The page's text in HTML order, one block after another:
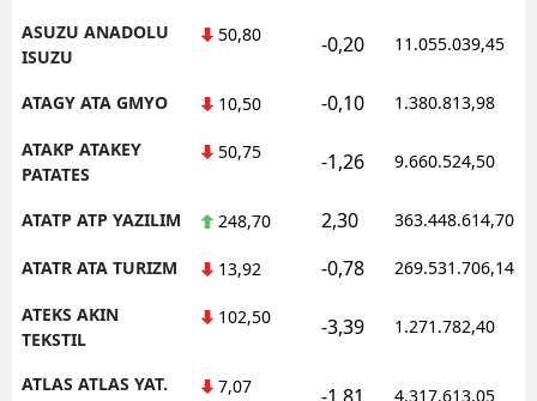
ASUZU ANADOLU
ISUZU
50,80 -0,20 11.055.039,45
ATAGY ATA GMYO 10,50 -0,10 1.380.813,98
ATAKP ATAKEY
PATATES
50,75 -1,26 9.660.524,50
ATATP ATP YAZILIM 248,70 2,30 363.448.614,70
ATATR ATA TURIZM 13,92 -0,78 269.531.706,14
ATEKS AKIN
TEKSTIL
102,50 -3,39 1.271.782,40
ATLAS ATLAS YAT.
7,07 4.317.613,05